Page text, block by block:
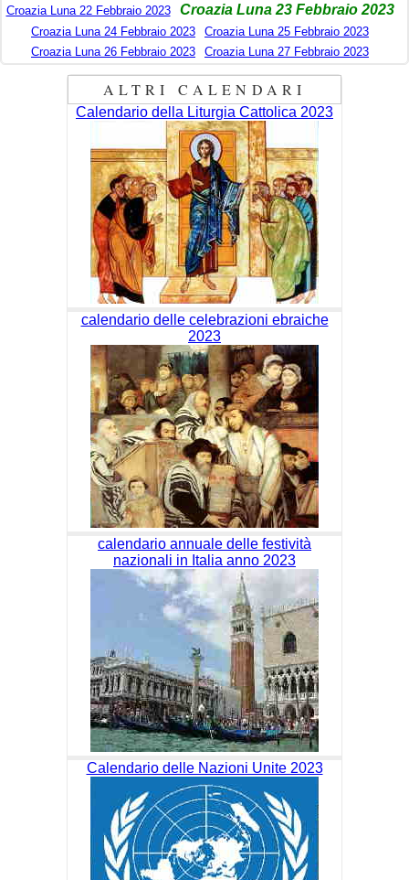
Croazia Luna 22 Febbraio 2023
Croazia Luna 23 Febbraio 2023
Croazia Luna 24 Febbraio 2023
Croazia Luna 25 Febbraio 2023
Croazia Luna 26 Febbraio 2023
Croazia Luna 27 Febbraio 2023
ALTRI CALENDARI
Calendario della Liturgia Cattolica 2023
calendario delle celebrazioni ebraiche
2023
calendario annuale delle festività
nazionali in Italia anno 2023
Calendario delle Nazioni Unite 2023